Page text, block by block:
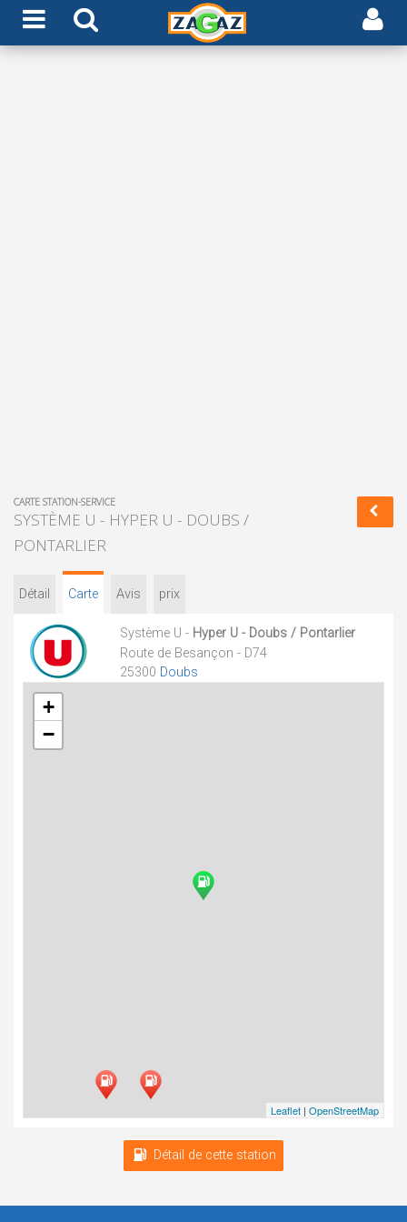
CARTE STATION-SERVICE
SYSTÈME U - HYPER U - DOUBS /
PONTARLIER
Détail Carte Avis prix
Système U - Hyper U - Doubs / Pontarlier
Route de Besançon - D74
25300 Doubs
+
−
Leaflet | OpenStreetMap
Détail de cette station